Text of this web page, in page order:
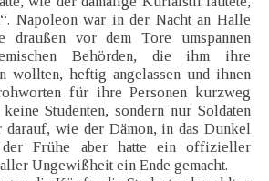
Napoleon war in der Nacht an Halle
draußen vor dem Tore umspannen
Behörden, die ihm ihre
wollten, heftig angelassen und ihnen
für ihre Personen kurzweg
Studenten, sondern nur Soldaten
darauf, wie der Dämon, in das Dunkel
der Frühe aber hatte ein offizieller
Ungewißheit ein Ende gemacht.